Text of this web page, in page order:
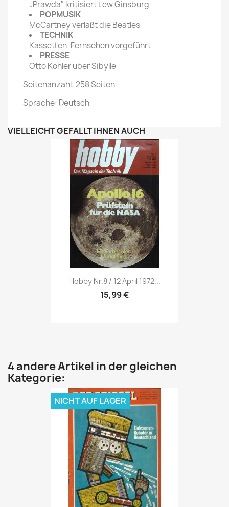
„Prawda" kritisiert Lew Ginsburg
POPMUSIK
McCartney verlaßt die Beatles
TECHNIK
Kassetten-Fernsehen vorgeführt
PRESSE
Otto Kohler uber Sibylle
Seitenanzahl: 258 Seiten
Sprache: Deutsch
VIELLEICHT GEFÄLLT IHNEN AUCH
Vorschau
Hobby Nr.8 / 12 April 1972...
15,99 €
4 andere Artikel in der gleichen
Kategorie:
NICHT AUF LAGER